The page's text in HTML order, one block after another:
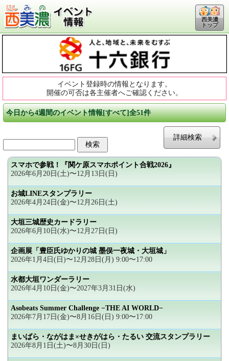
西美濃
トップ
イベント登録時の情報となります。
開催の可否は各主催者へご確認ください。
今日から4週間のイベント情報[すべて]全51件
詳細検索
スマホで参戦！『関ケ原スマホポイント合戦2026』
2026年6月20日(土)〜12月13日(日)
お城LINEスタンプラリー
2026年4月24日(金)〜12月26日(土)
大垣三城歴史カードラリー
2026年6月10日(水)〜12月27日(日)
企画展「豊臣氏ゆかりの城 墨俣一夜城・大垣城」
2026年1月4日(日)〜12月28日(月) 9:00〜17:00
水都大垣ワンダーラリー
2026年4月10日(金)〜2027年3月31日(水)
Asobeats Summer Challenge −THE AI WORLD−
2026年7月17日(金)〜8月16日(日) 9:00〜17:00
まいばら・ながはま×せきがはら・たるい 交流スタンプラリー
2026年8月1日(土)〜8月30日(日)